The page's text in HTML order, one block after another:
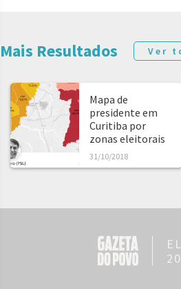
Mais Resultados Ver
Mapa de
presidente em
Curitiba por
zonas eleitorais
31/10/2018